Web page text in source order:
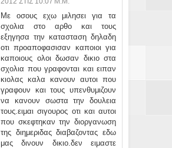
Με οσους εχω μιλησει για τα
σχολια στο αρθο και τους
εξηγησα την κατασταση δηλαδη
οτι προαποφασισαν καποιοι για
καποιους ολοι δωσαν δικιο στα
σχολια που γραφονται και ειπαν
κιολας καλα κανουν αυτοι που
γραφουν και τους υπενθυμιζουν
να κανουν σωστα την δουλεια
τους.ειμαι σιγουρος οτι και αυτοι
που σκεφτηκαν την διοργανωση
της διημεριδας διαβαζοντας εδω
μας δινουν δικιο.δεν ειμαστε